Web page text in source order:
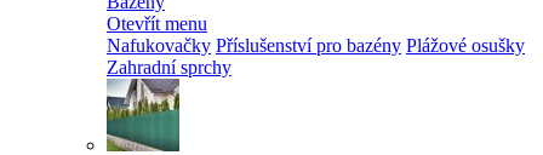
Otevřít menu
Nafukovačky Příslušenství pro bazény Plážové osušky
Zahradní sprchy